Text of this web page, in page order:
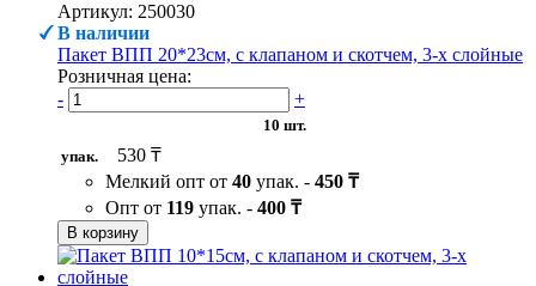
Артикул: 250030
В наличии
Пакет ВПП 20*23см, с клапаном и скотчем, 3-х слойные
Розничная цена:
-
+
10 шт.
упак.
530 ₸
Мелкий опт от 40 упак. - 450 ₸
Опт от 119 упак. - 400 ₸
В корзину